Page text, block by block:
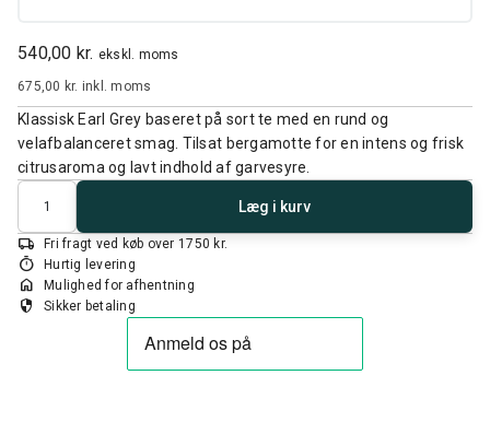
540,00 kr. ekskl. moms
675,00 kr. inkl. moms
Klassisk Earl Grey baseret på sort te med en rund og
velafbalanceret smag. Tilsat bergamotte for en intens og frisk
citrusaroma og lavt indhold af garvesyre.
Antal
Læg i kurv
local_shipping Fri fragt ved køb over 1750 kr.
timer Hurtig levering
home Mulighed for afhentning
security Sikker betaling